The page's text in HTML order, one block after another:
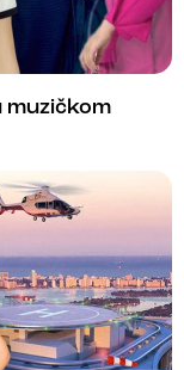
muzičkom